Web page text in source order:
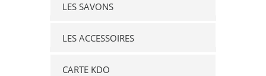
LES SAVONS
LES ACCESSOIRES
CARTE KDO